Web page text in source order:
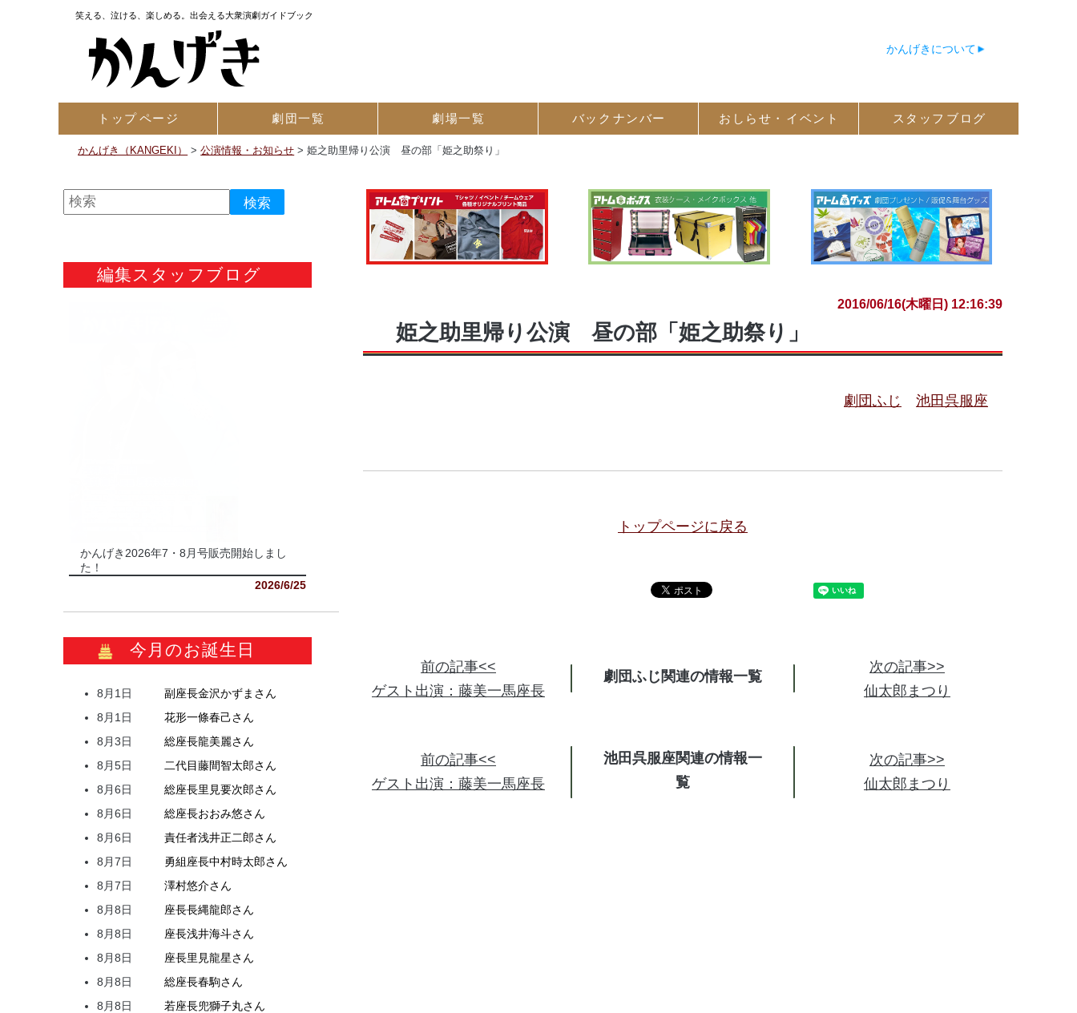
笑える、泣ける、楽しめる。出会える大衆演劇ガイドブック
かんげきについて
トップページ 劇団一覧 劇場一覧 バック ナンバー おしらせ・ イベント スタッフ ブログ
かんげき（KANGEKI） >公演情報・お知らせ >姫之助里帰り公演 昼の部「姫之助祭り」
2016/06/16(木曜日) 12:16:39
姫之助里帰り公演 昼の部「姫之助祭り」
劇団ふじ 池田呉服座
トップページに戻る
前の記事<<
ゲスト出演：藤美一馬座長
劇団ふじ関連の情報
次の記事>>
仙太郎まつり
前の記事<<
ゲスト出演：藤美一馬座長
池田呉服座関連の情報
次の記事>>
仙太郎まつり
編集スタッフブログ
かんげき2026年7・8月号販売開始しまし
た！
2026/6/25
今月のお誕生日
8月1日 副座長金沢かずま さん
8月1日
花形一條春己さん
8月3日
総座長龍美麗さん
8月5日
二代目藤間智太郎さん
8月6日
総座長里見要次郎さん
8月6日
総座長おおみ悠さん
8月6日
責任者浅井正二郎さん
8月7日
勇組座長中村時太郎さん
8月7日
澤村悠介さん
8月8日
座長長縄龍郎さん
8月8日
座長浅井海斗さん
8月8日
座長里見龍星さん
8月8日
総座長春駒さん
8月8日
若座長兜獅子丸さん